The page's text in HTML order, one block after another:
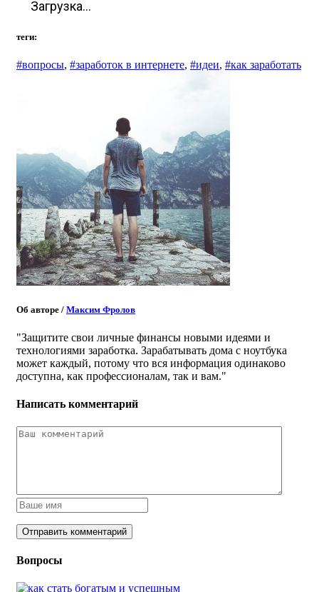
Загрузка...
теги:
#вопросы, #заработок в интернете, #идеи, #как заработать
Об авторе / Максим Фролов
"Защитите свои личные финансы новыми идеями и
технологиями заработка. Зарабатывать дома с ноутбука
может каждый, потому что вся информация одинаково
доступна, как профессионалам, так и вам."
Написать комментарий
Вопросы